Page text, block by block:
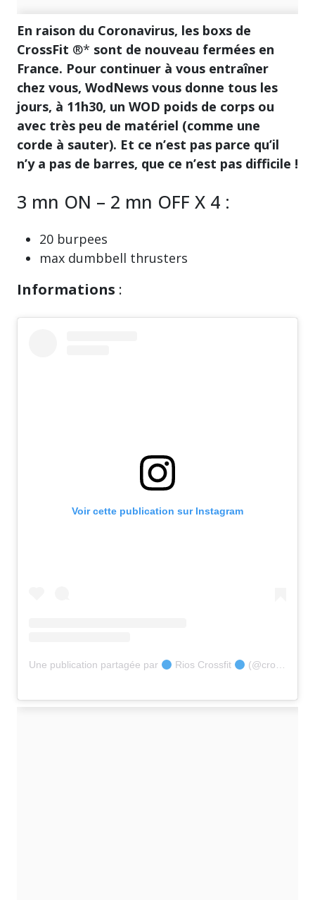
En raison du Coronavirus, les boxs de
CrossFit ®* sont de nouveau fermées en
France. Pour continuer à vous entraîner
chez vous, WodNews vous donne tous les
jours, à 11h30, un WOD poids de corps ou
avec très peu de matériel (comme une
corde à sauter). Et ce n’est pas parce qu’il
n’y a pas de barres, que ce n’est pas difficile !
3 mn ON – 2 mn OFF X 4 :
20 burpees
max dumbbell thrusters
Informations :
Voir cette publication sur Instagram
Une publication partagée par Rios Crossfit (@crossfitrios)